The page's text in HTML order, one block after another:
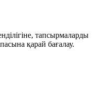
тапсырмаларды
қарай бағалау.